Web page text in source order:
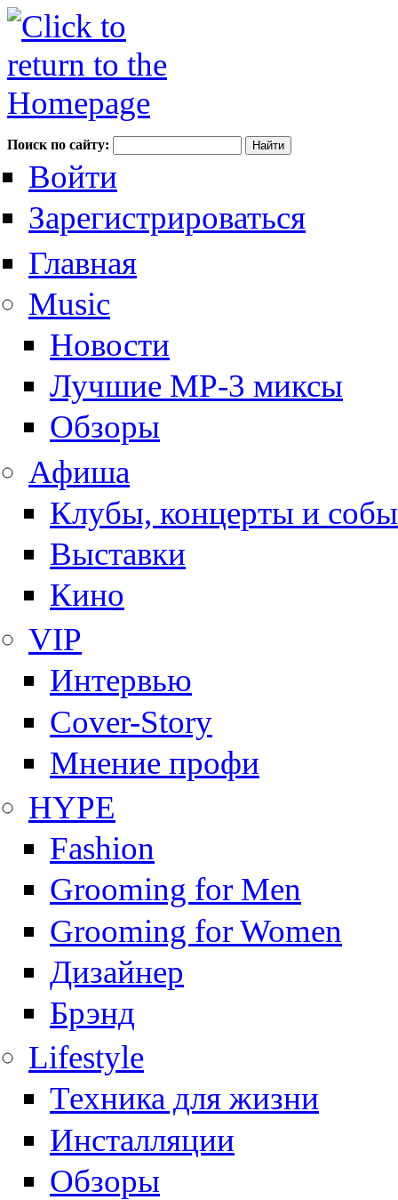
Поиск по сайту:
Войти
Зарегистрироваться
Главная
Music
Новости
Лучшие MP-3 миксы
Обзоры
Афиша
Клубы, концерты и
Выставки
Кино
VIP
Интервью
Cover-Story
Мнение профи
HYPE
Fashion
Grooming for Men
Grooming for Women
Дизайнер
Брэнд
Lifestyle
Техника для жизни
Инсталляции
Обзоры